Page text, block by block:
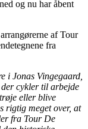
og nu har åbent
af Tour
fra
i Jonas Vingegaard,
cykler til arbejde
eller blive
rigtig meget over, at
fra Tour De